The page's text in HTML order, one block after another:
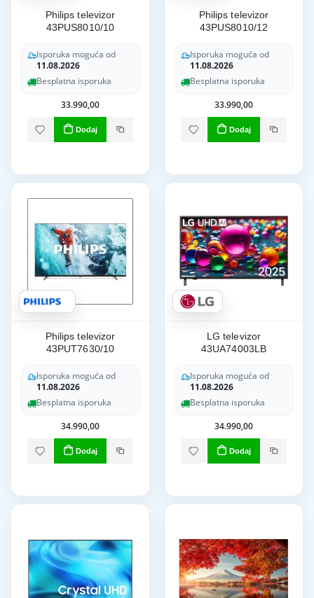
Philips televizor
43PUS8010/10
Isporuka moguća od
11.08.2026
Besplatna isporuka
33.990,00
Dodaj
Philips televizor
43PUS8010/12
Isporuka moguća od
11.08.2026
Besplatna isporuka
33.990,00
Dodaj
Philips televizor
43PUT7630/10
Isporuka moguća od
11.08.2026
Besplatna isporuka
34.990,00
Dodaj
LG televizor
43UA74003LB
Isporuka moguća od
11.08.2026
Besplatna isporuka
34.990,00
Dodaj